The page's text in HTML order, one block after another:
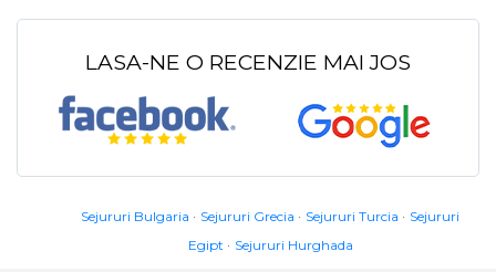
LASA-NE O RECENZIE MAI JOS
Sejururi Bulgaria Sejururi Grecia Sejururi Turcia
Sejururi
Egipt
Sejururi Hurghada